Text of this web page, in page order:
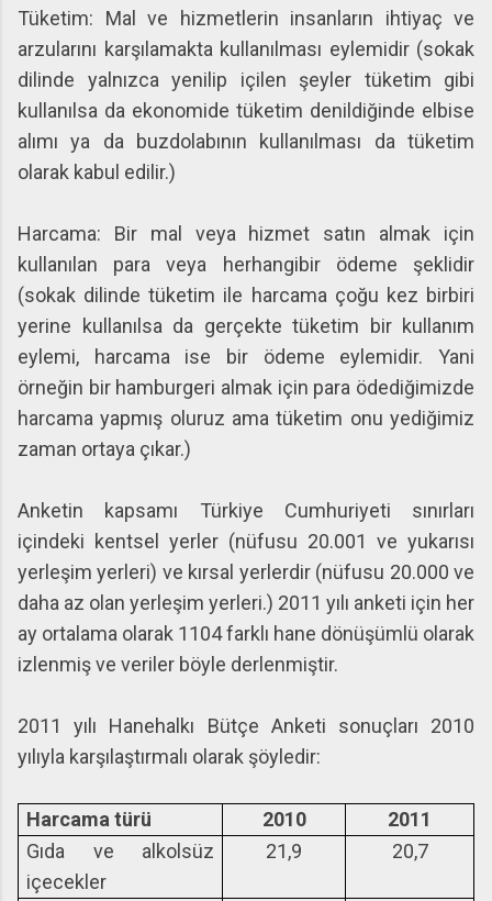
Tüketim: Mal ve hizmetlerin insanların ihtiyaç ve
arzularını karşılamakta kullanılması eylemidir (sokak
dilinde yalnızca yenilip içilen şeyler tüketim gibi
kullanılsa da ekonomide tüketim denildiğinde elbise
alımı ya da buzdolabının kullanılması da tüketim
olarak kabul edilir.)
Harcama: Bir mal veya hizmet satın almak için
kullanılan para veya herhangibir ödeme şeklidir
(sokak dilinde tüketim ile harcama çoğu kez birbiri
yerine kullanılsa da gerçekte tüketim bir kullanım
eylemi, harcama ise bir ödeme eylemidir. Yani
örneğin bir hamburgeri almak için para ödediğimizde
harcama yapmış oluruz ama tüketim onu yediğimiz
zaman ortaya çıkar.)
Anketin kapsamı Türkiye Cumhuriyeti sınırları
içindeki kentsel yerler (nüfusu 20.001 ve yukarısı
yerleşim yerleri) ve kırsal yerlerdir (nüfusu 20.000 ve
daha az olan yerleşim yerleri.) 2011 yılı anketi için her
ay ortalama olarak 1104 farklı hane dönüşümlü olarak
izlenmiş ve veriler böyle derlenmiştir.
2011 yılı Hanehalkı Bütçe Anketi sonuçları 2010
yılıyla karşılaştırmalı olarak şöyledir:
Harcama türü 2010
2011
Gıda ve alkolsüz
içecekler
21,9 20,7